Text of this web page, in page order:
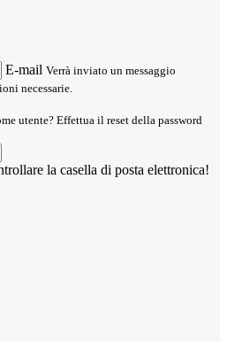
E-mail Verrà inviato un messaggio
necessarie.
utente? Effettua il reset della password
la casella di posta elettronica!